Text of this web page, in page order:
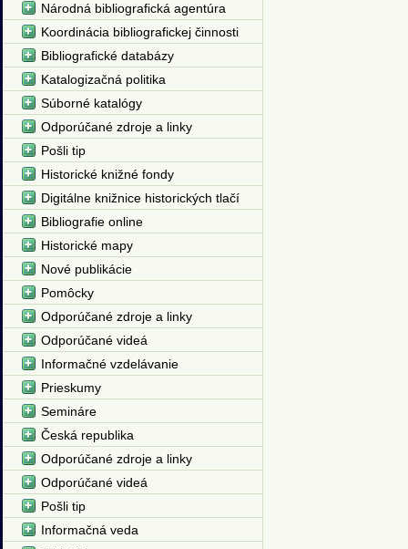
Národná bibliografická agentúra
Koordinácia bibliografickej činnosti
Bibliografické databázy
Katalogizačná politika
Súborné katalógy
Odporúčané zdroje a linky
Pošli tip
Historické knižné fondy
Digitálne knižnice historických tlačí
Bibliografie online
Historické mapy
Nové publikácie
Pomôcky
Odporúčané zdroje a linky
Odporúčané videá
Informačné vzdelávanie
Prieskumy
Semináre
Česká republika
Odporúčané zdroje a linky
Odporúčané videá
Pošli tip
Informačná veda